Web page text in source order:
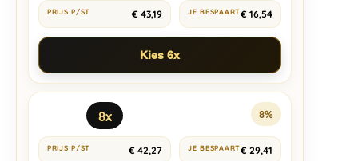
€ 43,19 € 16,54
Kies 6x
8x 8%
€ 42,27 € 29,41